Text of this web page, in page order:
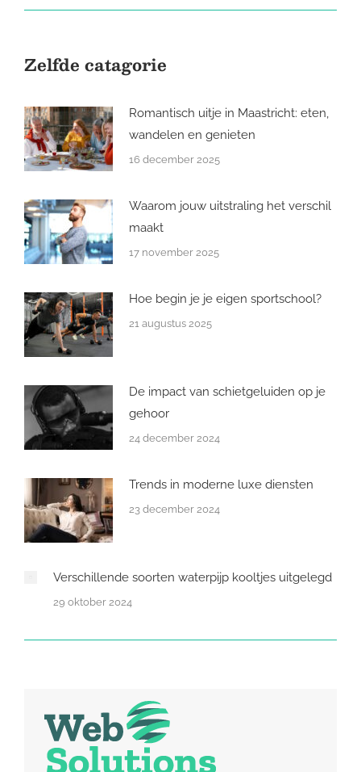
Zelfde catagorie
Romantisch uitje in Maastricht: eten,
wandelen en genieten
16 december 2025
Waarom jouw uitstraling het verschil
maakt
17 november 2025
Hoe begin je je eigen sportschool?
21 augustus 2025
De impact van schietgeluiden op je
gehoor
24 december 2024
Trends in moderne luxe diensten
23 december 2024
Verschillende soorten waterpijp kooltjes uitgelegd
29 oktober 2024